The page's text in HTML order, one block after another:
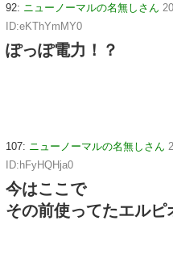
92: ニューノーマルの名無しさん
ID:eKThYmMY0
ぽっぽ電力！？
107: ニューノーマルの名無しさん
ID:hFyHQHja0
今はここで
その前使ってたエルピ